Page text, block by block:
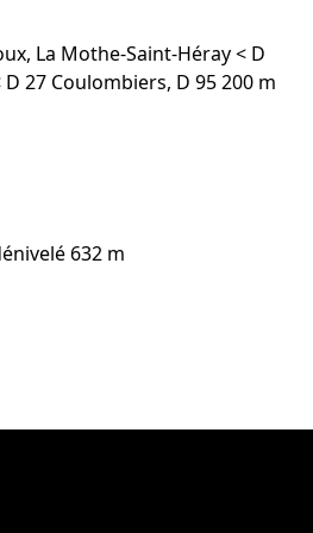
La Mothe-Saint-Héray < D
27 Coulombiers, D 95 200 m
632 m